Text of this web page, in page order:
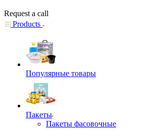
Request a call
Products
Популярные товары
Пакеты
Пакеты фасовочные